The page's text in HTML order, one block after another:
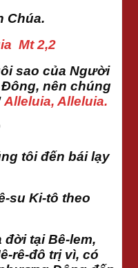
Chúa.
Mt 2,2
sao của Người
nên chúng
Alleluia, Alleluia.
tôi đến bái lạy
su Ki-tô theo
tại Bê-lem,
rê-đô trị vì, có